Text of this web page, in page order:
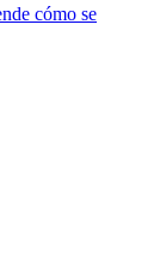
cómo se